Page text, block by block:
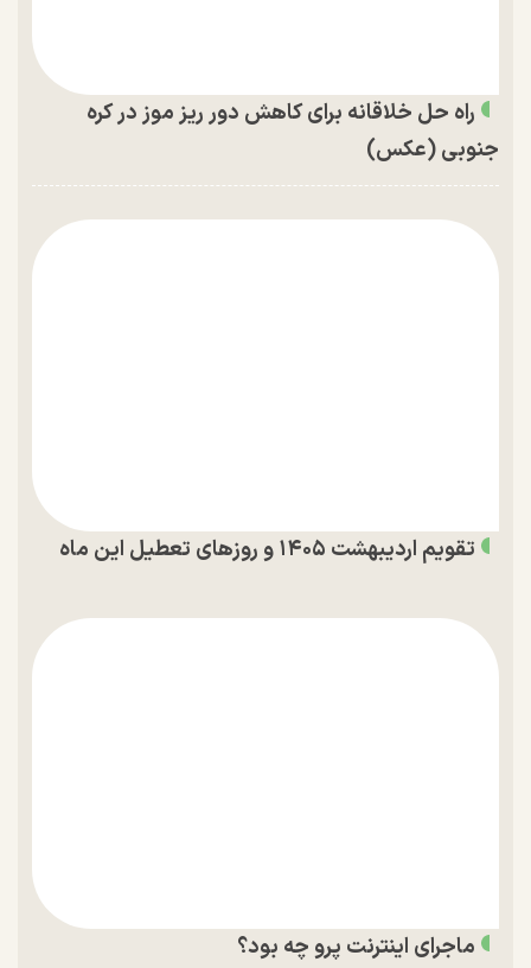
راه حل خلاقانه برای کاهش دور ریز موز در کره
جنوبی (عکس)
تقویم اردیبهشت ۱۴۰۵ و روز‌های تعطیل این ماه
ماجرای اینترنت پرو چه بود؟